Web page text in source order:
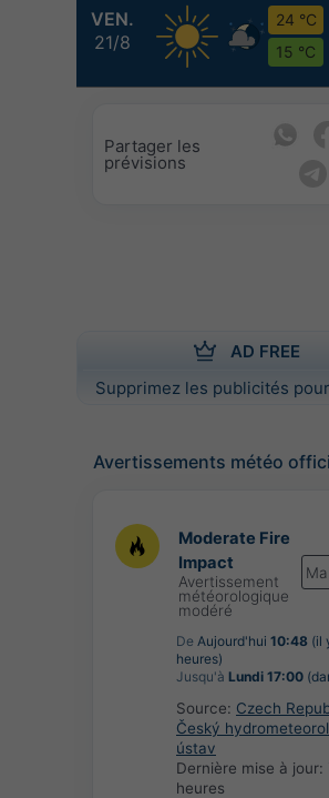
VEN.
21/8
24 °C
15 °C
Partager les
prévisions
AD FREE
Supprimez les publicités
Avertissements météo
Moderate Fire
Impact
Avertissement
météorologique
modéré
De Aujourd'hui 10:48 (il
heures)
Jusqu'à Lundi 17:00
Source: Czech
Český
ústav
Dernière mise à jour:
heures